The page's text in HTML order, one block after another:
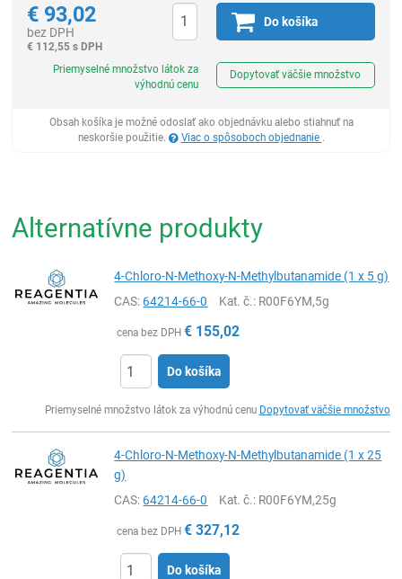
€ 93,02
bez DPH
€ 112,55 s DPH
Do košíka
Priemyselné množstvo látok za
výhodnú cenu
Dopytovať väčšie množstvo
Obsah košíka je možné odoslať ako objednávku alebo stiahnuť na
neskoršie použitie.
Viac o spôsoboch objednanie .
Alternatívne produkty
4-Chloro-N-Methoxy-N-Methylbutanamide (1 x 5 g)
CAS:64214-66-0 Kat. č.: R00F6YM,5g
cena bez DPH € 155,02
Do košíka
Priemyselné množstvo látok za výhodnú cenu Dopytovať väčšie množstvo
4-Chloro-N-Methoxy-N-Methylbutanamide (1 x 25
g)
CAS:64214-66-0 Kat. č.: R00F6YM,25g
cena bez DPH € 327,12
Do košíka